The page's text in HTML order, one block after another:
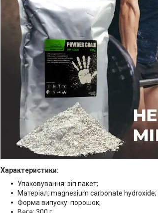
Характеристики:
Упаковування: зіп пакет;
Матеріал: magnesium carbonate hydroxide;
Форма випуску: порошок;